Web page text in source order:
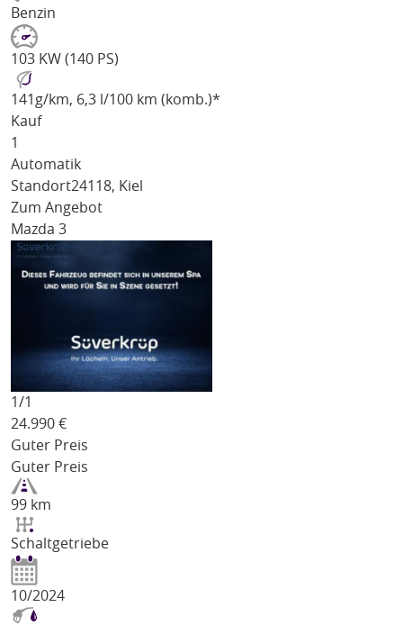
Benzin
103 KW (140 PS)
141 g/km, 6,3 l/100 km (komb.)*
Kauf
1
Automatik
Standort24118, Kiel
Zum Angebot
Mazda 3
1/1
24.990 €
Guter Preis
Guter Preis
99 km
Schaltgetriebe
10/2024